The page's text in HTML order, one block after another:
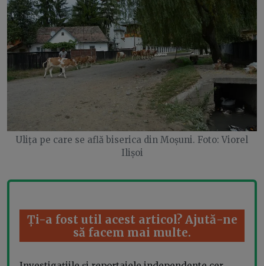
Ulița pe care se află biserica din Moșuni. Foto: Viorel
Ilișoi
Ți-a fost util acest articol? Ajută-ne
să facem mai multe.